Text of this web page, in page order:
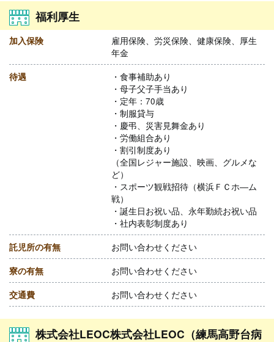
福利厚生
加入保険
雇用保険、労災保険、健康保険、厚生
年金
待遇
・食事補助あり
・母子父子手当あり
・定年：70歳
・制服貸与
・慶弔、災害見舞金あり
・労働組合あり
・割引制度あり
（全国レジャー施設、映画、グルメな
ど）
・スポーツ観戦招待（横浜ＦＣホ―ム
戦）
・誕生日お祝い品、永年勤続お祝い品
・社内表彰制度あり
託児所の有無 お問い合わせください
寮の有無 お問い合わせください
交通費 お問い合わせください
株式会社LEOC株式会社LEOC（練馬高野台病